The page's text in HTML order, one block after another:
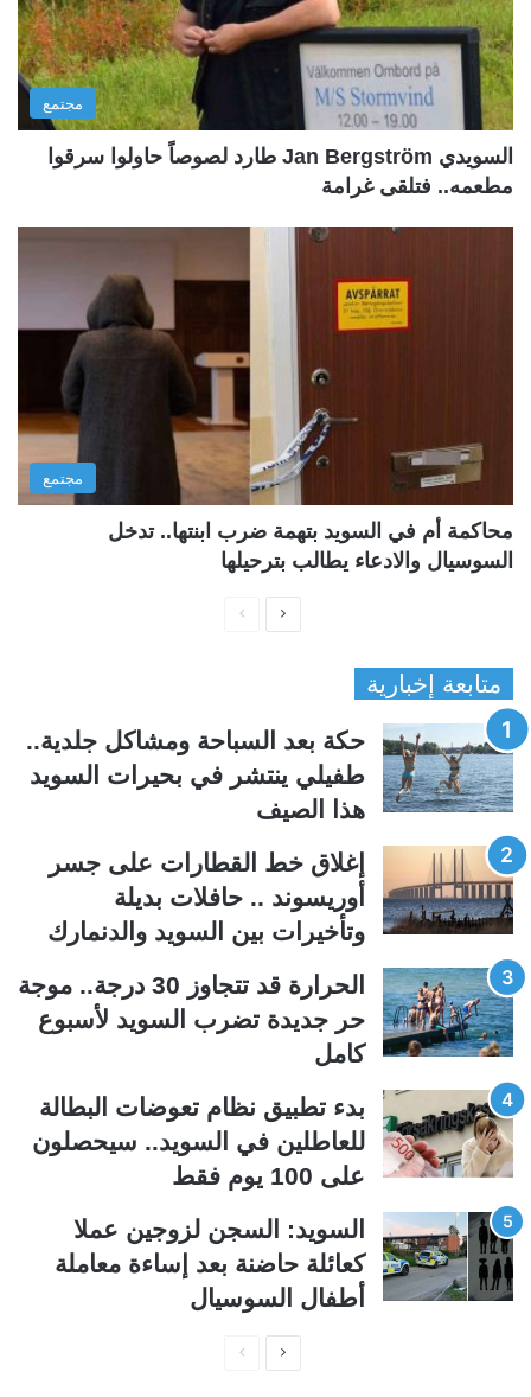
مجتمع
السويدي Jan Bergström طارد لصوصاً حاولوا سرقوا
مطعمه.. فتلقى غرامة
مجتمع
محاكمة أم في السويد بتهمة ضرب ابنتها.. تدخل
السوسيال والادعاء يطالب بترحيلها
ح
ة
ب
ق
ة
ح
ة
ا
ا
ل
ي
ة
متابعة إخبارية
حكة بعد السباحة ومشاكل جلدية..
طفيلي ينتشر في بحيرات السويد
هذا الصيف
إغلاق خط القطارات على جسر
أوريسوند .. حافلات بديلة
وتأخيرات بين السويد والدنمارك
الحرارة قد تتجاوز 30 درجة.. موجة
حر جديدة تضرب السويد لأسبوع
كامل
بدء تطبيق نظام تعوضات البطالة
للعاطلين في السويد.. سيحصلون
على 100 يوم فقط
السويد: السجن لزوجين عملا
كعائلة حاضنة بعد إساءة معاملة
أطفال السوسيال